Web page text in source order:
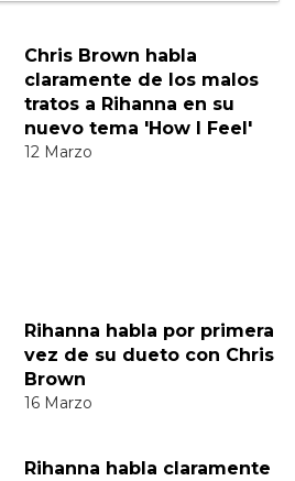
Chris Brown habla
claramente de los malos
tratos a Rihanna en su
nuevo tema 'How I Feel'
12 Marzo
Rihanna habla por primera
vez de su dueto con Chris
Brown
16 Marzo
Rihanna habla claramente